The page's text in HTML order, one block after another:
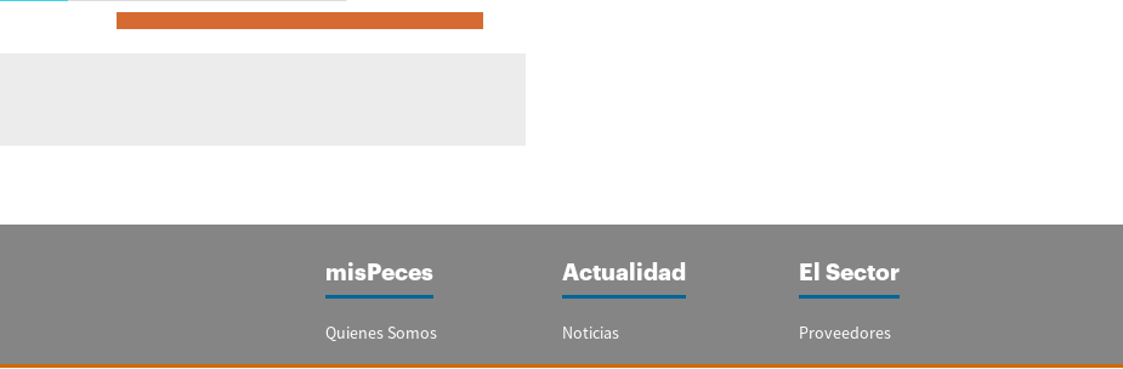
misPeces
Quienes Somos
Actualidad
Noticias
El Sector
Proveedores